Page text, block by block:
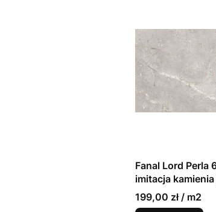
Fanal Lord Perla
imitacja kamienia
199,00 zł / m2